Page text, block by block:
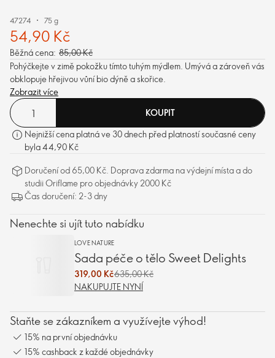
47274 75 g
54,90 Kč
Běžná cena: 85,00 Kč
Pohýčkejte v zimě pokožku tímto tuhým mýdlem. Umývá a zároveň vás
obklopuje hřejivou vůní bio dýně a skořice.
Zobrazit více
KOUPIT
Nejnižší cena platná ve 30 dnech před platností současné ceny
byla 44,90 Kč
Doručení od 65,00 Kč. Doprava zdarma na výdejní místa a do
studii Oriflame pro objednávky 2000 Kč
Čas doručení: 2-3 dny
Nenechte si ujít tuto nabídku
LOVE NATURE
Sada péče o tělo Sweet Delights
319,00 Kč635,00 Kč
NAKUPUJTE NYNÍ
Staňte se zákazníkem a využívejte výhod!
15% na první objednávku
15% cashback z každé objednávky